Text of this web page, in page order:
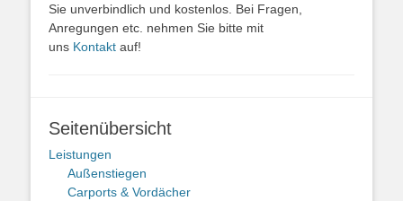
Sie unverbindlich und kostenlos. Bei Fragen,
Anregungen etc. nehmen Sie bitte mit
uns Kontakt auf!
Seitenübersicht
Leistungen
Außenstiegen
Carports & Vordächer